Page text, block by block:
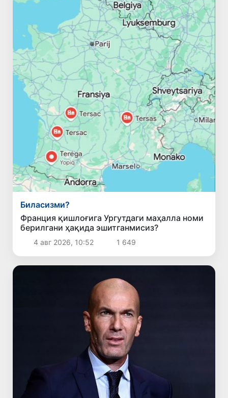
Биласизми?
Франция қишлоғига Ургутдаги маҳалла номи
берилгани ҳақида эшитганмисиз?
4 авг 2026, 10:52 1 649